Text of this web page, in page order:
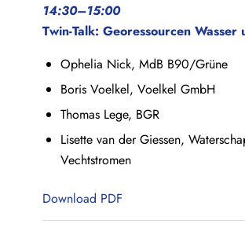
14:30–15:00
Twin-Talk: Georessourcen Wasser
Ophelia Nick, MdB B90/Grüne
Boris Voelkel, Voelkel GmbH
Thomas Lege, BGR
Lisette van der Giessen,
Vechtstromen
Download PDF